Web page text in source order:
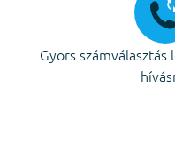
Gyors